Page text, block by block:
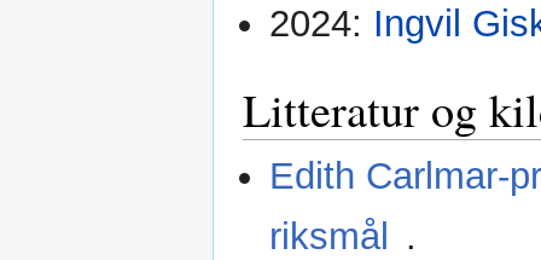
2024: Ingvil
Litteratur og
Edith Carlmar-
riksmål
.